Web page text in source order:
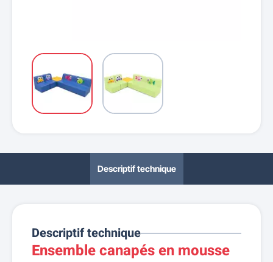
Descriptif technique
Descriptif technique
Ensemble canapés en mousse